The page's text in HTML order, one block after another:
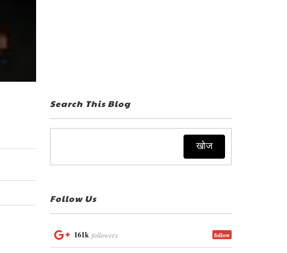
Search This Blog
Follow Us
161k followers follow